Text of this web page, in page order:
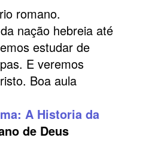
romano.
nação hebreia até
estudar de
E veremos
Boa aula
A Historia da
de Deus